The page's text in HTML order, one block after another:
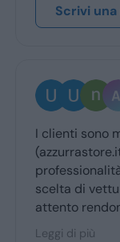
Scrivi
I clienti sono
scelta di
attento
piacevole per
Leggi di più